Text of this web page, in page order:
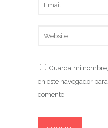
Guarda mi
en este navegador
comente.